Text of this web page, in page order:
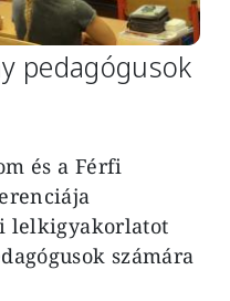
pedagógusok
és a Férfi
lelkigyakorlatot
számára